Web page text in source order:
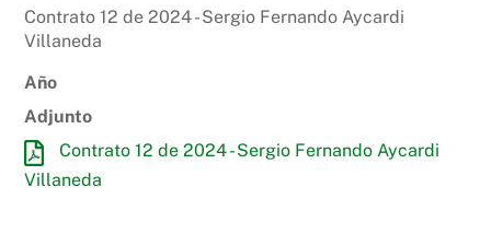
Contrato 12 de 2024 - Sergio Fernando Aycardi
Villaneda
Año
Adjunto
Contrato 12 de 2024 - Sergio Fernando Aycardi
Villaneda